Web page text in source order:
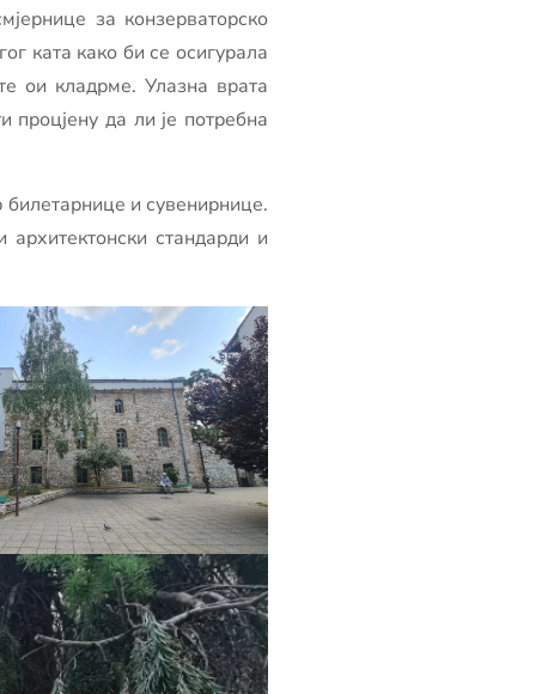
за конзерваторско
ката како би се осигурала
ои кладрме. Улазна врата
да ли је потребна
билетарнице и сувенирнице.
архитектонски стандарди и